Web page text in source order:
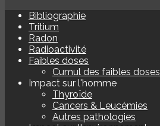
Bibliographie
Tritium
Radon
Radioactivité
Faibles doses
Cumul des faibles doses
Impact sur l'homme
Thyroïde
Cancers & Leucémies
Autres pathologies